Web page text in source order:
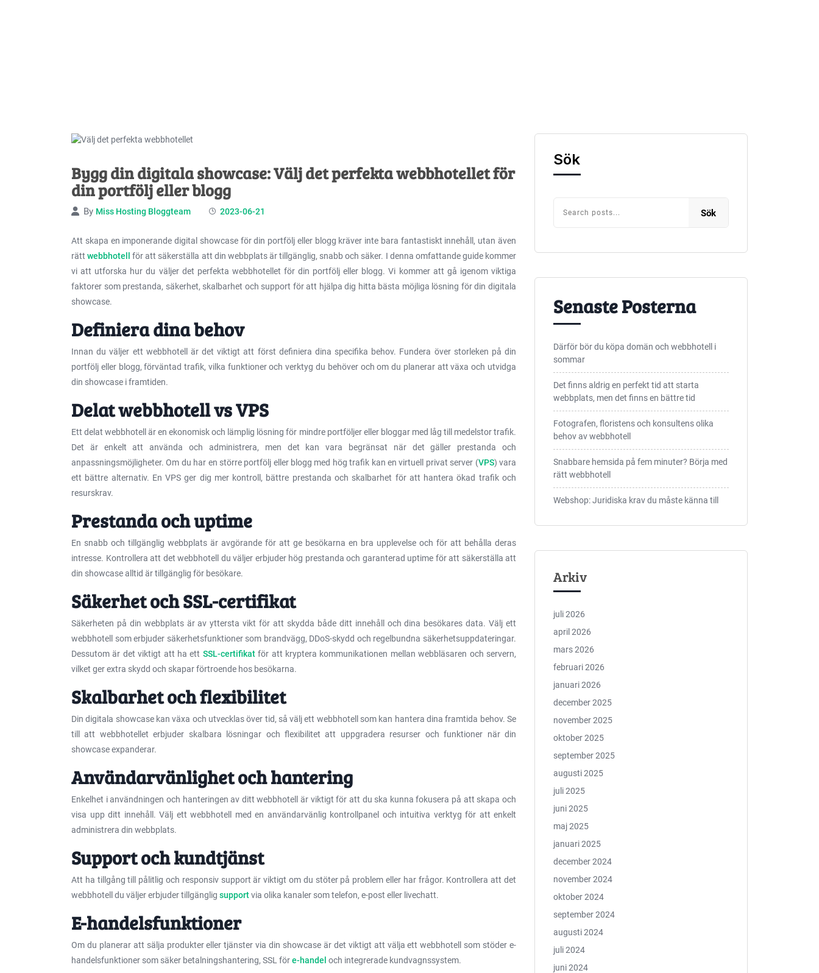
Bygg din digitala showcase: Välj det perfekta webbhotellet för
din portfölj eller blogg
By Miss Hosting Bloggteam 2023-06-21
Att skapa en imponerande digital showcase för din portfölj eller blogg kräver inte bara fantastiskt innehåll, utan även
rättwebbhotell för att säkerställa att din webbplats är tillgänglig, snabb och säker. I denna omfattande guide kommer
vi att utforska hur du väljer det perfekta webbhotellet för din portfölj eller blogg. Vi kommer att gå igenom viktiga
faktorer som prestanda, säkerhet, skalbarhet och support för att hjälpa dig hitta bästa möjliga lösning för din digitala
showcase.
Definiera dina behov
Innan du väljer ett webbhotell är det viktigt att först definiera dina specifika behov. Fundera över storleken på din
portfölj eller blogg, förväntad trafik, vilka funktioner och verktyg du behöver och om du planerar att växa och utvidga
din showcase i framtiden.
Delat webbhotell vs VPS
Ett delat webbhotell är en ekonomisk och lämplig lösning för mindre portföljer eller bloggar med låg till medelstor trafik.
Det är enkelt att använda och administrera, men det kan vara begränsat när det gäller prestanda och
anpassningsmöjligheter. Om du har en större portfölj eller blogg med hög trafik kan en virtuell privat server (VPS) vara
ett bättre alternativ. En VPS ger dig mer kontroll, bättre prestanda och skalbarhet för att hantera ökad trafik och
resurskrav.
Prestanda och uptime
En snabb och tillgänglig webbplats är avgörande för att ge besökarna en bra upplevelse och för att behålla deras
intresse. Kontrollera att det webbhotell du väljer erbjuder hög prestanda och garanterad uptime för att säkerställa att
din showcase alltid är tillgänglig för besökare.
Säkerhet och SSL-certifikat
Säkerheten på din webbplats är av yttersta vikt för att skydda både ditt innehåll och dina besökares data. Välj ett
webbhotell som erbjuder säkerhetsfunktioner som brandvägg, DDoS-skydd och regelbundna säkerhetsuppdateringar.
Dessutom är det viktigt att ha ett SSL-certifikatför att kryptera kommunikationen mellan webbläsaren och servern,
vilket ger extra skydd och skapar förtroende hos besökarna.
Skalbarhet och flexibilitet
Din digitala showcase kan växa och utvecklas över tid, så välj ett webbhotell som kan hantera dina framtida behov. Se
till att webbhotellet erbjuder skalbara lösningar och flexibilitet att uppgradera resurser och funktioner när din
showcase expanderar.
Användarvänlighet och hantering
Enkelhet i användningen och hanteringen av ditt webbhotell är viktigt för att du ska kunna fokusera på att skapa och
visa upp ditt innehåll. Välj ett webbhotell med en användarvänlig kontrollpanel och intuitiva verktyg för att enkelt
administrera din webbplats.
Support och kundtjänst
Att ha tillgång till pålitlig och responsiv support är viktigt om du stöter på problem eller har frågor. Kontrollera att det
webbhotell du väljer erbjuder tillgänglig supportvia olika kanaler som telefon, e-post eller livechatt.
E-handelsfunktioner
Om du planerar att sälja produkter eller tjänster via din showcase är det viktigt att välja ett webbhotell som stöder e-
handelsfunktioner som säker betalningshantering, SSL före-handel och integrerade kundvagnssystem.
Sök
Sök
Senaste Posterna
Därför bör du köpa domän och webbhotell i
sommar
Det finns aldrig en perfekt tid att starta
webbplats, men det finns en bättre tid
Fotografen, floristens och konsultens olika
behov av webbhotell
Snabbare hemsida på fem minuter? Börja med
rätt webbhotell
Webshop: Juridiska krav du måste känna till
Arkiv
juli 2026
april 2026
mars 2026
februari 2026
januari 2026
december 2025
november 2025
oktober 2025
september 2025
augusti 2025
juli 2025
juni 2025
maj 2025
januari 2025
december 2024
november 2024
oktober 2024
september 2024
augusti 2024
juli 2024
juni 2024